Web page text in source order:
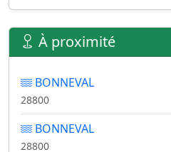
À proximité
BONNEVAL
28800
BONNEVAL
28800